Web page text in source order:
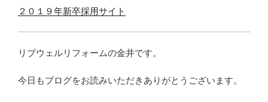
２０１９年新卒採用サイト
リブウェルリフォームの金井です。
今日もブログをお読みいただきありがとうございます。